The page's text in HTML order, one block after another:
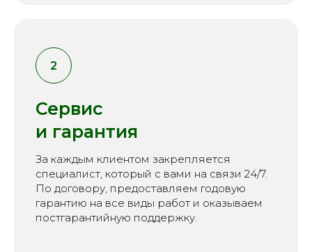
Сервис
и гарантия
За каждым клиентом закрепляется
специалист, который с вами на связи 24/7.
По договору, предоставляем годовую
гарантию на все виды работ и оказываем
постгарантийную поддержку.